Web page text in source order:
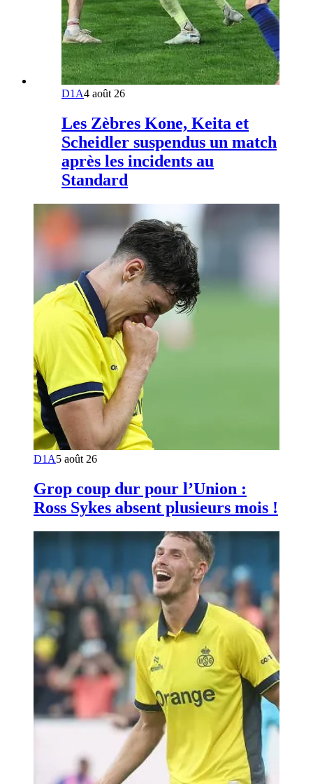
D1A4 août 26
Les Zèbres Kone, Keita et
Scheidler suspendus un match
après les incidents au
Standard
D1A5 août 26
Grop coup dur pour l’Union :
Ross Sykes absent plusieurs mois !